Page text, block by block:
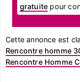
gratuite pour
Cette annonce est
Rencontre homme
Rencontre Homme